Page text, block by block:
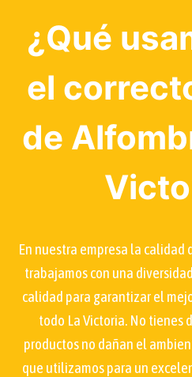
¿Qué
el
de
En nuestra empresa la calidad
trabajamos con una
calidad para garantizar el
todo La Victoria. No tienes
productos no dañan el
que utilizamos para un